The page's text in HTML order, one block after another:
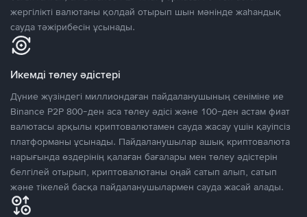
жергілікті валютаны қолдай отырып шын мәнінде жаһандық
сауда тәжірибесін ұсынады.
Икемді төлеу әдістері
Дүние жүзіндегі миллиондаған пайдаланушының сеніміне ие
Binance P2P 800-ден аса төлеу әдісі және 100-ден астам фиат
валютасы арқылы криптовалютамен сауда жасау үшін қауіпсіз
платформаны ұсынады. Пайдаланушылар ашық криптовалюта
нарығында өздерінің қалаған бағалары мен төлеу әдістерін
белгілей отырып, криптовалютаны оңай сатып алып, сатып
және тікелей басқа пайдаланушылармен сауда жасай алады.